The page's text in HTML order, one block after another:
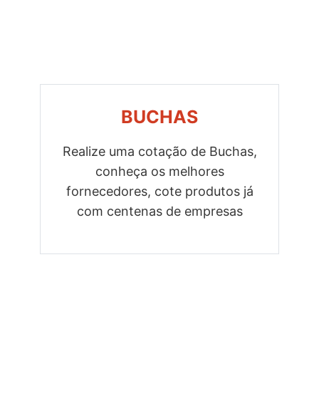
BUCHAS
Realize uma cotação de Buchas,
conheça os melhores
fornecedores, cote produtos já
com centenas de empresas